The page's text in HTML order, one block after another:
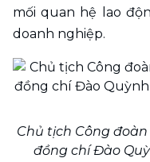
mối quan hệ lao
doanh nghiệp.
Chủ tịch Công
đồng chí Đào